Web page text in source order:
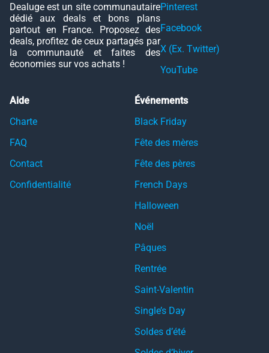
Dealuge est un site communautaire
dédié aux deals et bons plans
partout en France. Proposez des
deals, profitez de ceux partagés par
la communauté et faites des
économies sur vos achats !
Pinterest
Facebook
X (Ex. Twitter)
YouTube
Aide
Charte
FAQ
Contact
Confidentialité
Événements
Black Friday
Fête des mères
Fête des pères
French Days
Halloween
Noël
Pâques
Rentrée
Saint-Valentin
Single’s Day
Soldes d’été